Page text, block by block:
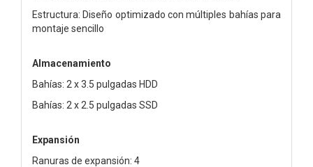
Estructura: Diseño optimizado con múltiples bahías para
montaje sencillo
Almacenamiento
Bahías: 2 x 3.5 pulgadas HDD
Bahías: 2 x 2.5 pulgadas SSD
Expansión
Ranuras de expansión: 4